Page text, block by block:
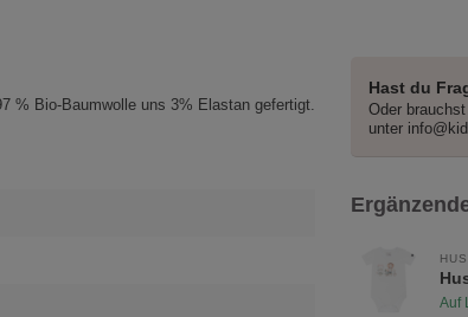
% Bio-Baumwolle uns 3% Elastan gefertigt.
Hast du
Oder
unter
Auf